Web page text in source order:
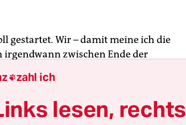
gestartet. Wir – damit meine ich die
zwischen Ende der
aus ganz persönlichen Erfahrungen
Datenabgleich.
zahl ich
lesen, rechts